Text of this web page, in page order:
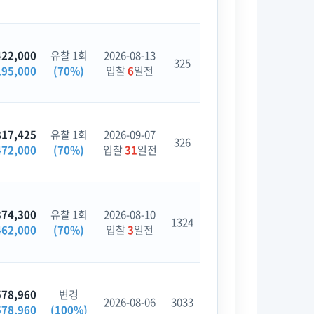
유찰 1회
(70%)
2026-08-13
입찰6일전 325
유찰 1회
(70%)
2026-09-07
입찰31일전 326
유찰 1회
(70%)
2026-08-10
입찰3일전 1324
변경
(100%)
2026-08-06 3033